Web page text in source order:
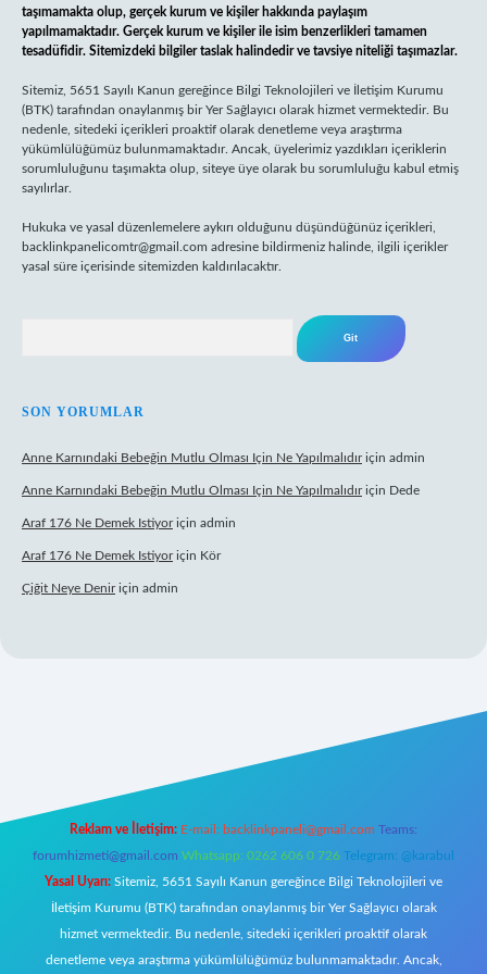
taşımamakta olup, gerçek kurum ve kişiler hakkında paylaşım
yapılmamaktadır. Gerçek kurum ve kişiler ile isim benzerlikleri tamamen
tesadüfidir. Sitemizdeki bilgiler taslak halindedir ve tavsiye niteliği taşımazlar.
Sitemiz, 5651 Sayılı Kanun gereğince Bilgi Teknolojileri ve İletişim Kurumu
(BTK) tarafından onaylanmış bir Yer Sağlayıcı olarak hizmet vermektedir. Bu
nedenle, sitedeki içerikleri proaktif olarak denetleme veya araştırma
yükümlülüğümüz bulunmamaktadır. Ancak, üyelerimiz yazdıkları içeriklerin
sorumluluğunu taşımakta olup, siteye üye olarak bu sorumluluğu kabul etmiş
sayılırlar.
Hukuka ve yasal düzenlemelere aykırı olduğunu düşündüğünüz içerikleri,
backlinkpanelicomtr@gmail.com adresine bildirmeniz halinde, ilgili içerikler
yasal süre içerisinde sitemizden kaldırılacaktır.
SON YORUMLAR
Anne Karnındaki Bebeğin Mutlu Olması Için Ne Yapılmalıdıriçin admin
Anne Karnındaki Bebeğin Mutlu Olması Için Ne Yapılmalıdıriçin Dede
Araf 176 Ne Demek Istiyoriçin admin
Araf 176 Ne Demek Istiyoriçin Kör
Çiğit Neye Deniriçin admin
Reklam ve İletişim: E-mail: backlinkpaneli@gmail.com Teams:
forumhizmeti@gmail.com Whatsapp: 0262 606 0 726 Telegram: @karabul
Yasal Uyarı: Sitemiz, 5651 Sayılı Kanun gereğince Bilgi Teknolojileri ve
İletişim Kurumu (BTK) tarafından onaylanmış bir Yer Sağlayıcı olarak
hizmet vermektedir. Bu nedenle, sitedeki içerikleri proaktif olarak
denetleme veya araştırma yükümlülüğümüz bulunmamaktadır. Ancak,